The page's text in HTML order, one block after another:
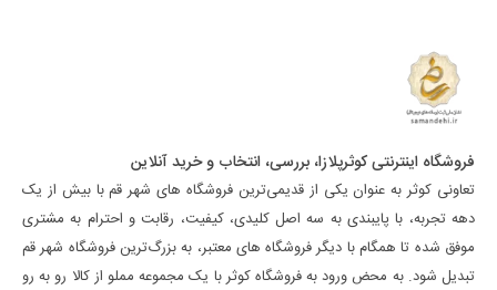
فروشگاه اینترنتی کوثرپلازا، بررسی، انتخاب و خرید آنلاین
تعاونی کوثر به عنوان یکی از قدیمی‌ترین فروشگاه های شهر قم با بیش از یک
دهه تجربه، با پایبندی به سه اصل کلیدی، کیفیت، رقابت و احترام به مشتری
موفق شده تا همگام با دیگر فروشگاه های معتبر، به بزرگ‌ترین فروشگاه شهر قم
تبدیل شود. به محض ورود به فروشگاه کوثر با یک مجموعه مملو از کالا رو به رو